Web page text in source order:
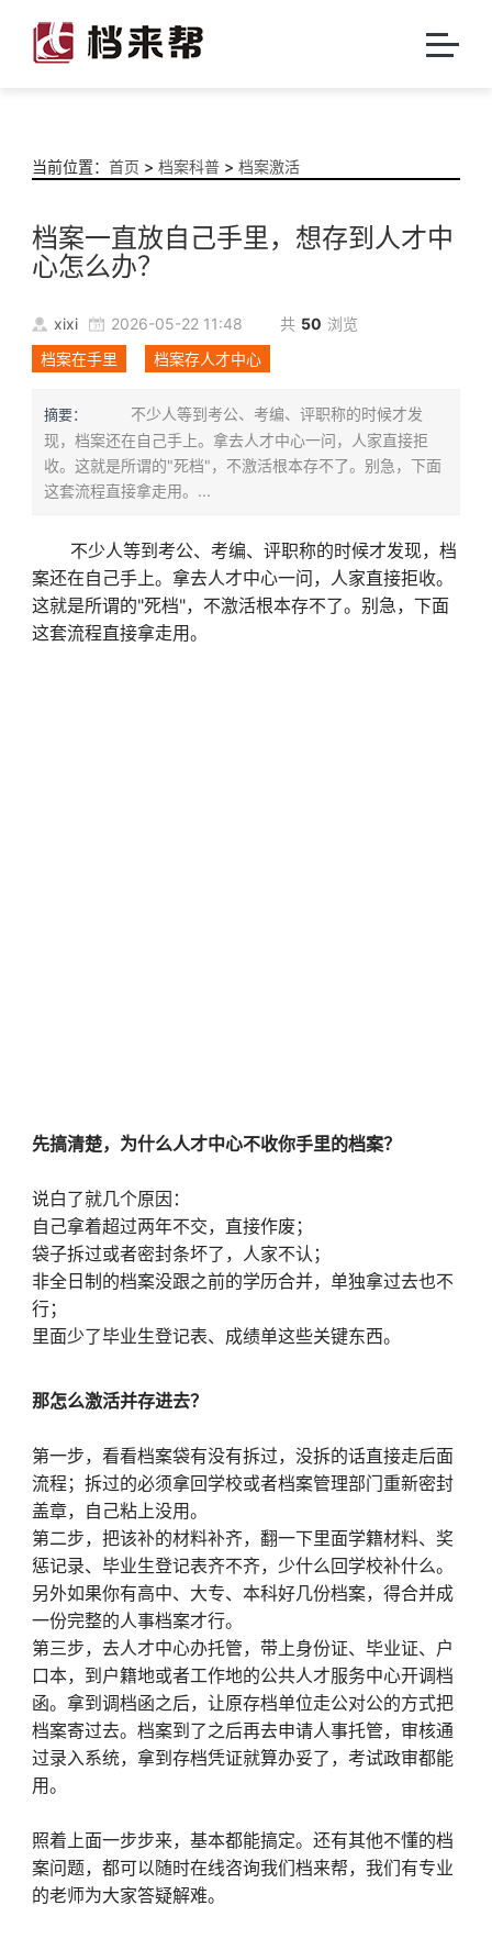
当前位置： 首页 > 档案科普> 档案激活
档案一直放自己手里，想存到人才中
心怎么办？
xixi 2026-05-22 11:48 共 50 浏览
档案在手里
档案存人才中心
摘要：
不少人等到考公、考编、评职称的时候才发
现，档案还在自己手上。拿去人才中心一问，人家直接拒
收。这就是所谓的"死档"，不激活根本存不了。别急，下面
这套流程直接拿走用。...
不少人等到考公、考编、评职称的时候才发现，档
案还在自己手上。拿去人才中心一问，人家直接拒收。
这就是所谓的"死档"，不激活根本存不了。别急，下面
这套流程直接拿走用。
先搞清楚，为什么人才中心不收你手里的档案？
说白了就几个原因：
自己拿着超过两年不交，直接作废；
袋子拆过或者密封条坏了，人家不认；
非全日制的档案没跟之前的学历合并，单独拿过去也不
行；
里面少了毕业生登记表、成绩单这些关键东西。
那怎么激活并存进去？
第一步，看看档案袋有没有拆过，没拆的话直接走后面
流程；拆过的必须拿回学校或者档案管理部门重新密封
盖章，自己粘上没用。
第二步，把该补的材料补齐，翻一下里面学籍材料、奖
惩记录、毕业生登记表齐不齐，少什么回学校补什么。
另外如果你有高中、大专、本科好几份档案，得合并成
一份完整的人事档案才行。
第三步，去人才中心办托管，带上身份证、毕业证、户
口本，到户籍地或者工作地的公共人才服务中心开调档
函。拿到调档函之后，让原存档单位走公对公的方式把
档案寄过去。档案到了之后再去申请人事托管，审核通
过录入系统，拿到存档凭证就算办妥了，考试政审都能
用。
照着上面一步步来，基本都能搞定。还有其他不懂的档
案问题，都可以随时在线咨询我们档来帮，我们有专业
的老师为大家答疑解难。